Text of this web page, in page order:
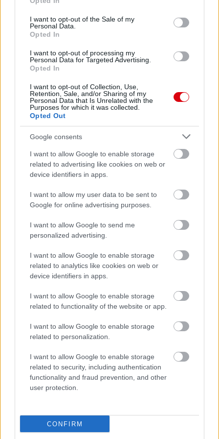
use your data for below specified purposes in below Google
consent section.
I want to opt-out of the Sale of my
Personal Data.
Opted In
I want to opt-out of processing my
Personal Data for Targeted Advertising.
Opted In
I want to opt-out of Collection, Use,
Retention, Sale, and/or Sharing of my
Personal Data that Is Unrelated with the
Purposes for which it was collected.
Opted Out
Google consents
I want to allow Google to enable storage
related to advertising like cookies on web or
device identifiers in apps.
I want to allow my user data to be sent to
Google for online advertising purposes.
I want to allow Google to send me
personalized advertising.
I want to allow Google to enable storage
related to analytics like cookies on web or
device identifiers in apps.
I want to allow Google to enable storage
related to functionality of the website or app.
I want to allow Google to enable storage
related to personalization.
I want to allow Google to enable storage
related to security, including authentication
functionality and fraud prevention, and other
user protection.
CONFIRM
Manchester United
Felkészülési szezon 4. mérkőzés
2026-08-08 17:00
Leeds Unitedvs Manchester United2026-08-12 20:30
Támogatás
a ManUtdFanatics.hu működését!
Kapcsolódó hírek
PLETYKÁK, ÁTIGAZOLÁSOK
ELŐREHALADOTT